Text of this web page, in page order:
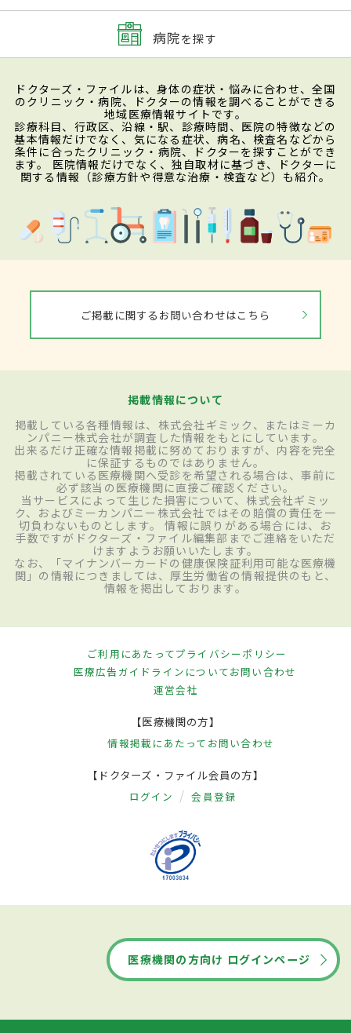
病院を探す
ドクターズ・ファイルは、身体の症状・悩みに合わせ、全国
のクリニック・病院、ドクターの情報を調べることができる
地域医療情報サイトです。
診療科目、行政区、沿線・駅、診療時間、医院の特徴などの
基本情報だけでなく、気になる症状、病名、検査名などから
条件に合ったクリニック・病院、ドクターを探すことができ
ます。 医院情報だけでなく、独自取材に基づき、ドクターに
関する情報（診療方針や得意な治療・検査など）も紹介。
ご掲載に関するお問い合わせはこちら
掲載情報について
掲載している各種情報は、株式会社ギミック、またはミーカ
ンパニー株式会社が調査した情報をもとにしています。
出来るだけ正確な情報掲載に努めておりますが、内容を完全
に保証するものではありません。
掲載されている医療機関へ受診を希望される場合は、事前に
必ず該当の医療機関に直接ご確認ください。
当サービスによって生じた損害について、株式会社ギミッ
ク、およびミーカンパニー株式会社ではその賠償の責任を一
切負わないものとします。 情報に誤りがある場合には、お
手数ですがドクターズ・ファイル編集部までご連絡をいただ
けますようお願いいたします。
なお、「マイナンバーカードの健康保険証利用可能な医療機
関」の情報につきましては、厚生労働省の情報提供のもと、
情報を掲出しております。
ご利用にあたってプライバシーポリシー
医療広告ガイドラインについてお問い合わせ
運営会社
【医療機関の方】
情報掲載にあたって お問い合わせ
【ドクターズ・ファイル会員の方】
ログイン 会員登録
医療機関の方向け ログインページ